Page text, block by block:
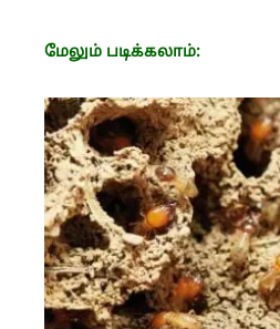
மேலும் படிக்கலாம்: